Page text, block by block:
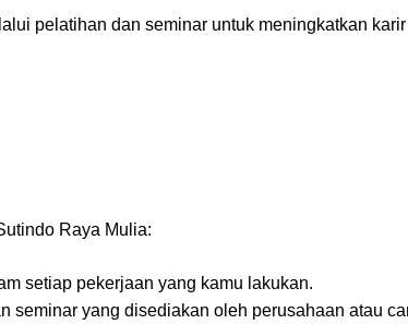
pelatihan dan seminar untuk meningkatkan
Raya Mulia:
setiap pekerjaan yang kamu lakukan.
seminar yang disediakan oleh perusahaan atau